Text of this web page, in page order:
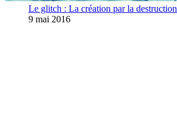
Le glitch : La création par la destruction
9 mai 2016